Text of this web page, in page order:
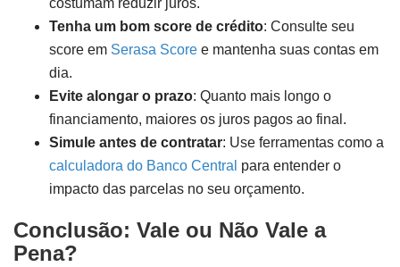
Tenha um bom score de crédito: Consulte seu
score em Serasa Score e mantenha suas contas em
dia.
Evite alongar o prazo: Quanto mais longo o
financiamento, maiores os juros pagos ao final.
Simule antes de contratar: Use ferramentas como a
calculadora do Banco Central para entender o
impacto das parcelas no seu orçamento.
Conclusão: Vale ou Não Vale a
Pena?